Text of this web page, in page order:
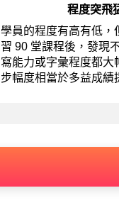
程度突飛
學員的程度有高有低，
習 90 堂課程後，發現
寫能力或字彙程度都大
步幅度相當於多益成績